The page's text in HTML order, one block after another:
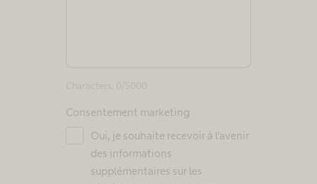
Consentement marketing
Oui, je souhaite recevoir à l'avenir
des informations
supplémentaires sur les